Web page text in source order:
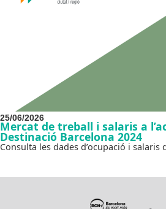
25/06/2026
Mercat de treball i salaris a
Destinació Barcelona 2024
Consulta les dades d’ocupació i salaris